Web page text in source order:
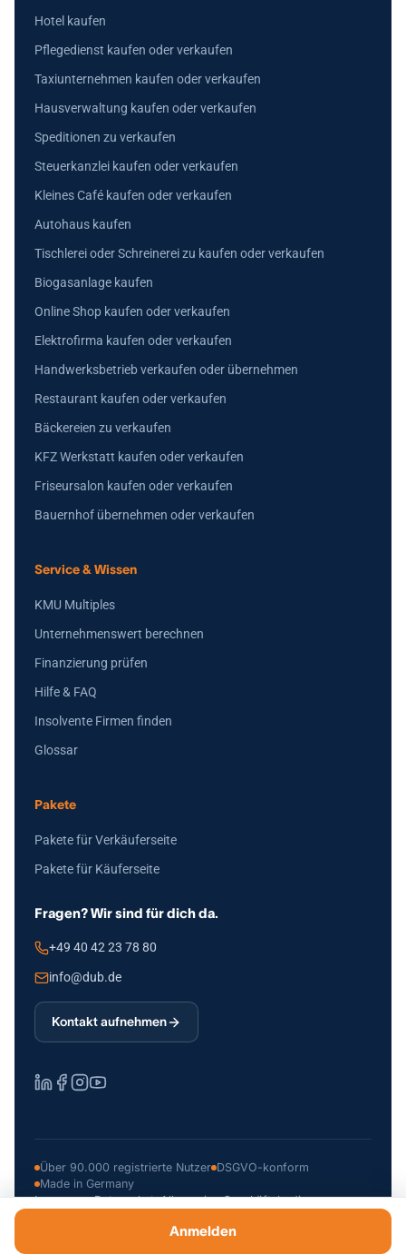
Anmelden
Hotel kaufen
Pflegedienst kaufen oder verkaufen
Taxiunternehmen kaufen oder verkaufen
Hausverwaltung kaufen oder verkaufen
Speditionen zu verkaufen
Steuerkanzlei kaufen oder verkaufen
Kleines Café kaufen oder verkaufen
Autohaus kaufen
Tischlerei oder Schreinerei zu kaufen oder verkaufen
Biogasanlage kaufen
Online Shop kaufen oder verkaufen
Elektrofirma kaufen oder verkaufen
Handwerksbetrieb verkaufen oder übernehmen
Restaurant kaufen oder verkaufen
Bäckereien zu verkaufen
KFZ Werkstatt kaufen oder verkaufen
Friseursalon kaufen oder verkaufen
Bauernhof übernehmen oder verkaufen
Service & Wissen
KMU Multiples
Unternehmenswert berechnen
Finanzierung prüfen
Hilfe & FAQ
Insolvente Firmen finden
Glossar
Pakete
Pakete für Verkäuferseite
Pakete für Käuferseite
Fragen? Wir sind für dich da.
+49 40 42 23 78 80
info@dub.de
Kontakt aufnehmen
Über 90.000 registrierte Nutzer DSGVO-konform
Made in Germany
ImpressumDatenschutzAllgemeine Geschäftsbedingungen